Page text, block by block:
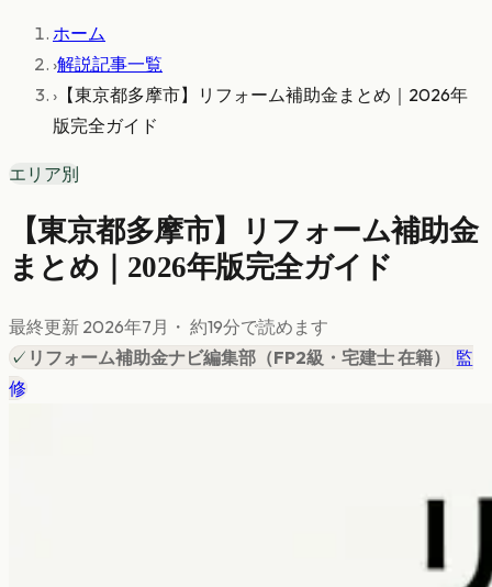
ホーム
›解説記事一覧
› 【東京都多摩市】リフォーム補助金まとめ｜2026年
版完全ガイド
エリア別
【東京都多摩市】リフォーム補助金
まとめ｜2026年版完全ガイド
最終更新 2026年7月 ・ 約19分で読めます
✓ リフォーム補助金ナビ編集部 （FP2級・宅建士 在籍）
監
修